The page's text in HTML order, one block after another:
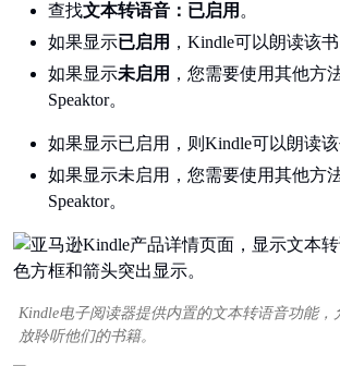
查找文本转语音：已启用 。
如果显示已启用 ，Kindle可以朗读该书
如果显示未启用 ，您需要使用其他方
Speaktor。
如果显示已启用，则Kindle可以朗读该
如果显示未启用，您需要使用其他方
Speaktor。
Kindle电子阅读器提供内置的文本转语音功能，
放聆听他们的书籍。